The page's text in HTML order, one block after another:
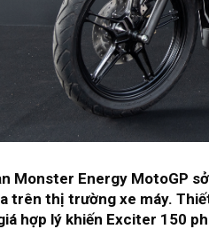
Monster Energy MotoGP
trên thị trường xe máy.
hợp lý khiến Exciter 150